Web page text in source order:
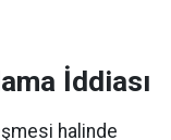
İddiası
halinde